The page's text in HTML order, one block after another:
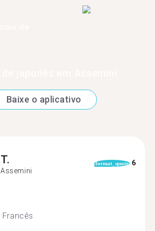
Baixe o aplicativo
T.
Assemini
format_quote 6
Francês